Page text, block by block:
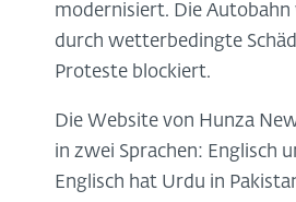
modernisiert. Die
durch wetterbedingte
Proteste blockiert.
Die Website von Hunza
in zwei Sprachen: Englisch
Englisch hat Urdu in